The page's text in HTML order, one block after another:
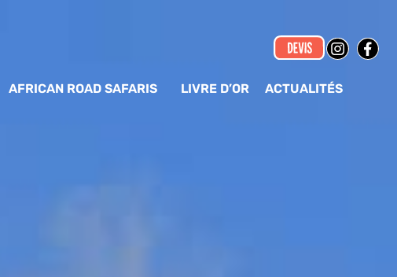
AFRICAN ROAD SAFARIS LIVRE D’OR ACTUALITÉS